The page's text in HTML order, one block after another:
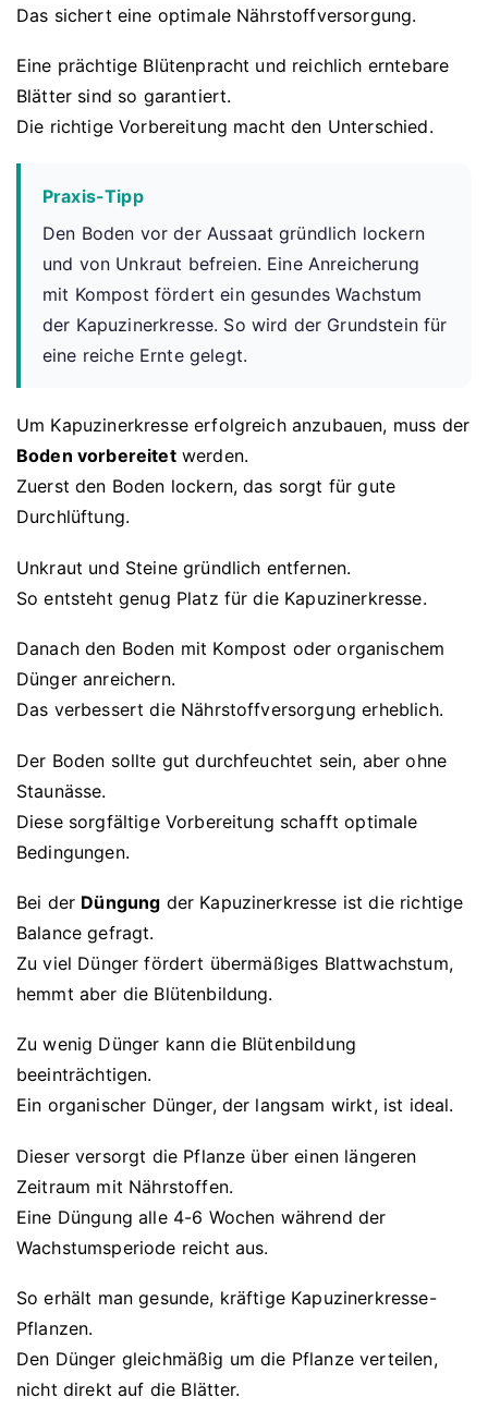
Das sichert eine optimale Nährstoffversorgung.
Eine prächtige Blütenpracht und reichlich erntebare
Blätter sind so garantiert.
Die richtige Vorbereitung macht den Unterschied.
Praxis-Tipp
Den Boden vor der Aussaat gründlich lockern
und von Unkraut befreien. Eine Anreicherung
mit Kompost fördert ein gesundes Wachstum
der Kapuzinerkresse. So wird der Grundstein für
eine reiche Ernte gelegt.
Um Kapuzinerkresse erfolgreich anzubauen, muss der
Boden vorbereitetwerden.
Zuerst den Boden lockern, das sorgt für gute
Durchlüftung.
Unkraut und Steine gründlich entfernen.
So entsteht genug Platz für die Kapuzinerkresse.
Danach den Boden mit Kompost oder organischem
Dünger anreichern.
Das verbessert die Nährstoffversorgung erheblich.
Der Boden sollte gut durchfeuchtet sein, aber ohne
Staunässe.
Diese sorgfältige Vorbereitung schafft optimale
Bedingungen.
Bei der Düngung der Kapuzinerkresse ist die richtige
Balance gefragt.
Zu viel Dünger fördert übermäßiges Blattwachstum,
hemmt aber die Blütenbildung.
Zu wenig Dünger kann die Blütenbildung
beeinträchtigen.
Ein organischer Dünger, der langsam wirkt, ist ideal.
Dieser versorgt die Pflanze über einen längeren
Zeitraum mit Nährstoffen.
Eine Düngung alle 4-6 Wochen während der
Wachstumsperiode reicht aus.
So erhält man gesunde, kräftige Kapuzinerkresse-
Pflanzen.
Den Dünger gleichmäßig um die Pflanze verteilen,
nicht direkt auf die Blätter.